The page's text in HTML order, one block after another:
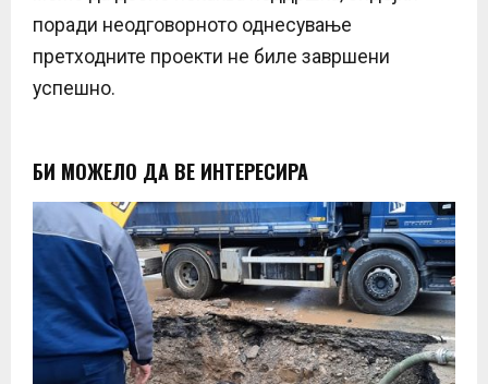
поради неодговорното однесување
претходните проекти не биле завршени
успешно.
БИ МОЖЕЛО ДА ВЕ ИНТЕРЕСИРА